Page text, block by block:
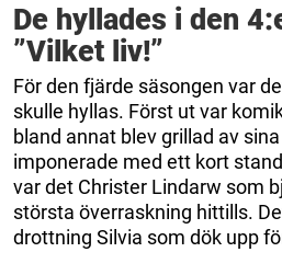
De hyllades i den
”Vilket liv!”
För den fjärde säsongen var
skulle hyllas. Först ut var
bland annat blev grillad av
imponerade med ett kort
var det Christer Lindarw som
största överraskning hittills.
drottning Silvia som dök upp